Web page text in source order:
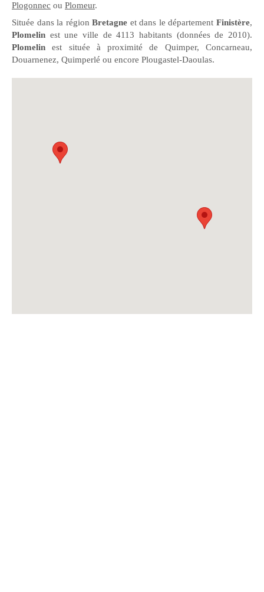
Plogonnec ou Plomeur.
Située dans la régionBretagne et dans le départementFinistère,
Plomelin est une ville de 4113 habitants (données de 2010).
Plomelin est située à proximité de Quimper, Concarneau,
Douarnenez, Quimperlé ou encore Plougastel-Daoulas.